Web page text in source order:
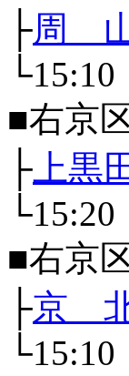
├周
■右京
├ 上黒
■右京
├京